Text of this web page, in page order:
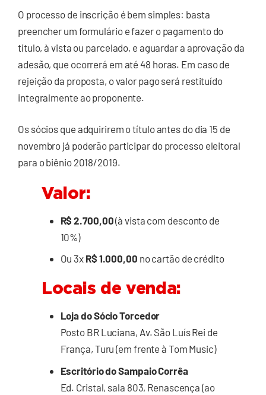
O processo de inscrição é bem simples: basta
preencher um formulário e fazer o pagamento do
título, à vista ou parcelado, e aguardar a aprovação da
adesão, que ocorrerá em até 48 horas. Em caso de
rejeição da proposta, o valor pago será restituído
integralmente ao proponente.
Os sócios que adquirirem o título antes do dia 15 de
novembro já poderão participar do processo eleitoral
para o biênio 2018/2019.
Valor:
R$ 2.700,00(à vista com desconto de
10%)
Ou 3x R$ 1.000,00 no cartão de crédito
Locais de venda:
Loja do Sócio Torcedor
Posto BR Luciana, Av. São Luís Rei de
França, Turu (em frente à Tom Music)
Escritório do Sampaio Corrêa
Ed. Cristal, sala 803, Renascença (ao